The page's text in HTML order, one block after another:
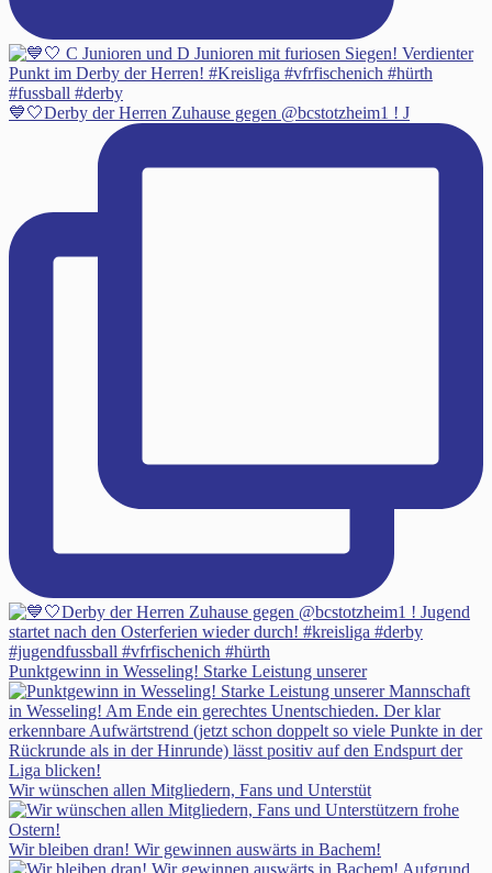
💙🤍Derby der Herren Zuhause gegen @bcstotzheim1 ! J
Punktgewinn in Wesseling! Starke Leistung unserer
Wir wünschen allen Mitgliedern, Fans und Unterstüt
Wir bleiben dran! Wir gewinnen auswärts in Bachem!